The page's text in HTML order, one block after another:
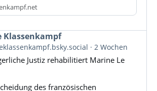
Klassenkampf
2 Wochen
Justiz rehabilitiert Marine Le
des französischen